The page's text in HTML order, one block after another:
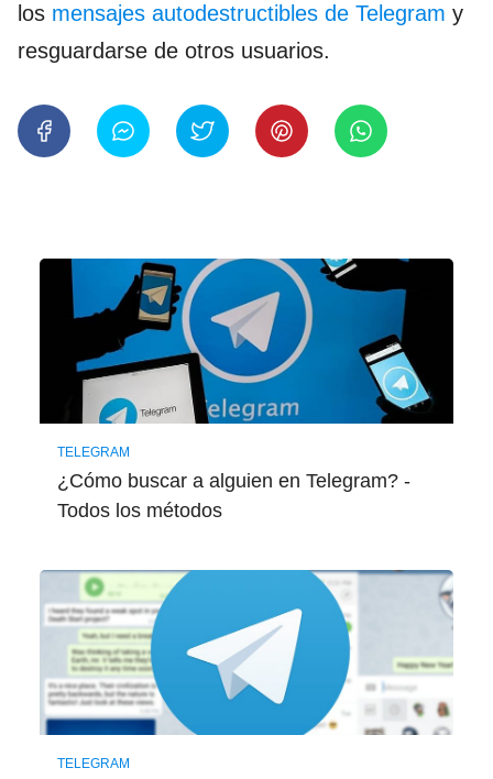
los mensajes autodestructibles de Telegram y
resguardarse de otros usuarios.
TELEGRAM
¿Cómo buscar a alguien en Telegram? -
Todos los métodos
TELEGRAM